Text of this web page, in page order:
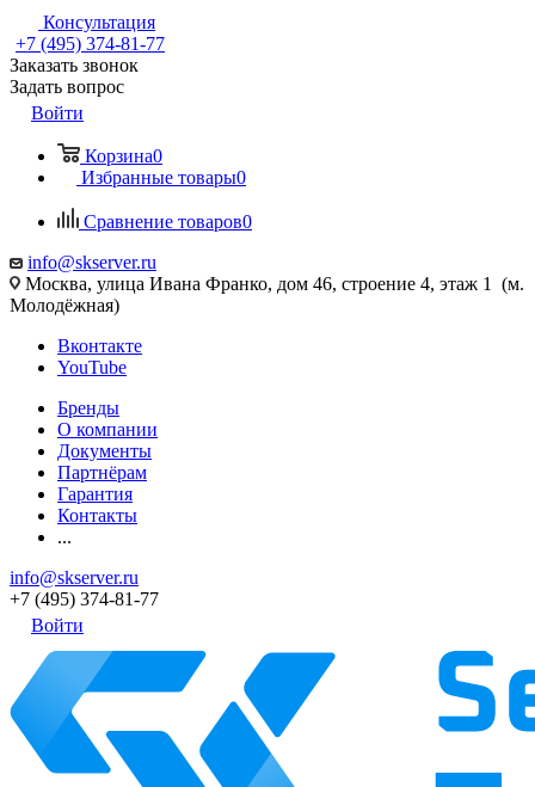
Консультация
+7 (495) 374-81-77
Заказать звонок
Задать вопрос
Войти
Корзина0
Избранные товары0
Сравнение товаров0
info@skserver.ru
Москва, улица Ивана Франко, дом 46, строение 4, этаж 1 (м.
Молодёжная)
Вконтакте
YouTube
Бренды
О компании
Документы
Партнёрам
Гарантия
Контакты
...
info@skserver.ru
+7 (495) 374-81-77
Войти